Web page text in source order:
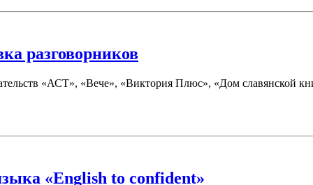
разговорников
«АСТ», «Вече», «Виктория Плюс», «Дом славянской
«English to confident»